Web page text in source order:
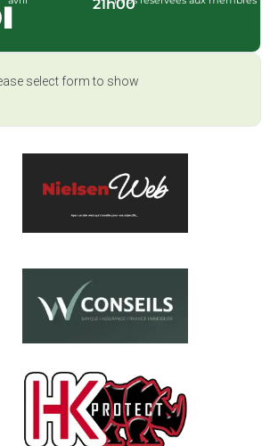
21h00
select form to show